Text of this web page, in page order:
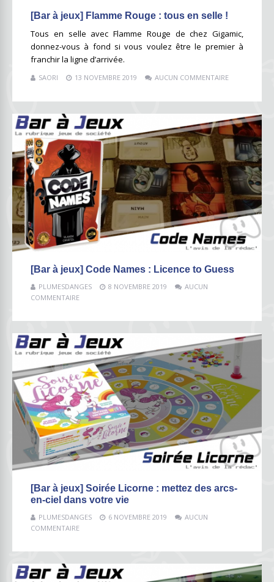
[Bar à jeux] Flamme Rouge : tous en selle !
Tous en selle avec Flamme Rouge de chez Gigamic,
donnez-vous à fond si vous voulez être le premier à
franchir la ligne d’arrivée.
SAORI 13 NOVEMBRE 2019 AUCUN COMMENTAIRE
[Bar à jeux] Code Names : Licence to Guess
PLUMESDANGES 8 NOVEMBRE 2019
AUCUN
COMMENTAIRE
[Bar à jeux] Soirée Licorne : mettez des arcs-
en-ciel dans votre vie
PLUMESDANGES 6 NOVEMBRE 2019
AUCUN
COMMENTAIRE